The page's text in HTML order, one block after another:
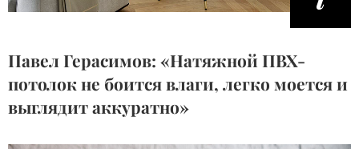
Павел Герасимов: «Натяжной ПВХ-
потолок не боится влаги, легко моется и
выглядит аккуратно»